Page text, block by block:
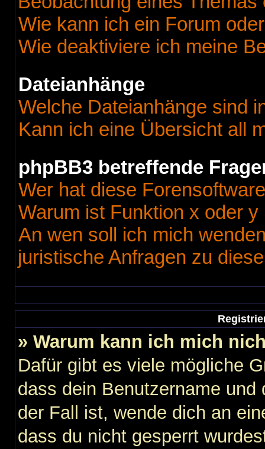
Wie kann ich ein Forum
Wie deaktiviere ich meine
Dateianhänge
Welche Dateianhänge sind
Kann ich eine Übersicht all
phpBB3 betreffende
Wer hat diese
Warum ist Funktion x oder
An wen soll ich mich
juristische Anfragen zu
» Warum kann ich mich
Dafür gibt es viele mögliche
dass dein Benutzername
der Fall ist, wende dich an
dass du nicht gesperrt